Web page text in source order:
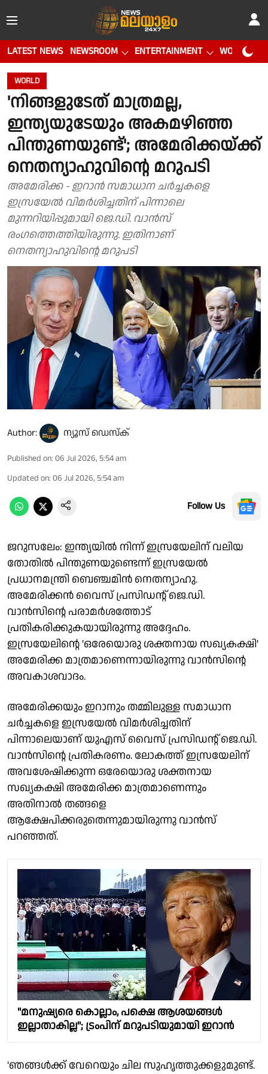
LATEST NEWS NEWSROOM ENTERTAINMENT WORLD CUP
WORLD
'നിങ്ങളുടേത് മാത്രമല്ല,
ഇന്ത്യയുടേയും അകമഴിഞ്ഞ
പിന്തുണയുണ്ട്'; അമേരിക്കയ്ക്ക്
നെതന്യാഹുവിന്റെ മറുപടി
അമേരിക്ക - ഇറാന്‍ സമാധാന ചര്‍ച്ചകളെ
ഇസ്രയേല്‍ വിമര്‍ശിച്ചതിന് പിന്നാലെ
മുന്നറിയിപ്പുമായി ജെ.ഡി. വാന്‍സ്
രംഗത്തെത്തിയിരുന്നു. ഇതിനാണ്
നെതന്യാഹുവിന്റെ മറുപടി
Author: ന്യൂസ് ഡെസ്ക്
Published on: 06 Jul 2026, 5:54 am
Updated on: 06 Jul 2026, 5:54 am
Follow Us
ജറുസലേം: ഇന്ത്യയില്‍ നിന്ന് ഇസ്രയേലിന് വലിയ
തോതില്‍ പിന്തുണയുണ്ടെന്ന് ഇസ്രയേല്‍
പ്രധാനമന്ത്രി ബെഞ്ചമിന്‍ നെതന്യാഹു.
അമേരിക്കന്‍ വൈസ് പ്രസിഡന്റ് ജെ.ഡി.
വാന്‍സിന്റെ പരാമര്‍ശത്തോട്
പ്രതികരിക്കുകയായിരുന്നു അദ്ദേഹം.
ഇസ്രയേലിന്റെ 'ഒരേയൊരു ശക്തനായ സഖ്യകക്ഷി'
അമേരിക്ക മാത്രമാണെന്നായിരുന്നു വാന്‍സിന്റെ
അവകാശവാദം.
അമേരിക്കയും ഇറാനും തമ്മിലുള്ള സമാധാന
ചര്‍ച്ചകളെ ഇസ്രയേല്‍ വിമര്‍ശിച്ചതിന്
പിന്നാലെയാണ് യുഎസ് വൈസ് പ്രസിഡന്റ് ജെ.ഡി.
വാന്‍സിന്റെ പ്രതികരണം. ലോകത്ത് ഇസ്രയേലിന്
അവശേഷിക്കുന്ന ഒരേയൊരു ശക്തനായ
സഖ്യകക്ഷി അമേരിക്ക മാത്രമാണെന്നും
അതിനാല്‍ തങ്ങളെ
ആക്ഷേപിക്കരുതെന്നുമായിരുന്നു വാന്‍സ്
പറഞ്ഞത്.
"മനുഷ്യരെ കൊല്ലാം, പക്ഷെ ആശയങ്ങള്‍
ഇല്ലാതാകില്ല''; ട്രംപിന് മറുപടിയുമായി ഇറാന്‍
'ഞങ്ങള്‍ക്ക് വേറെയും ചില സുഹൃത്തുക്കളുമുണ്ട്.